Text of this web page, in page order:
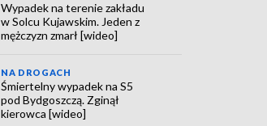
Wypadek na terenie zakładu
w Solcu Kujawskim. Jeden z
mężczyzn zmarł [wideo]
NA DROGACH
Śmiertelny wypadek na S5
pod Bydgoszczą. Zginął
kierowca [wideo]